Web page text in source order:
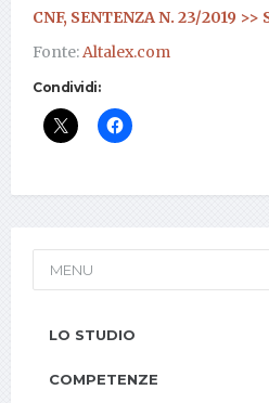
CNF, SENTENZA N. 23/2019 >>
Fonte: Altalex.com
Condividi:
MENU
LO STUDIO
COMPETENZE